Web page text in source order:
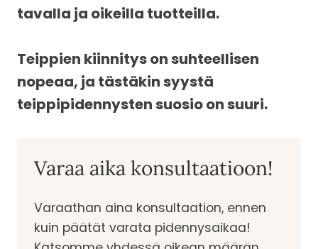
tavalla ja oikeilla tuotteilla.
Teippien kiinnitys on suhteellisen
nopeaa, ja tästäkin syystä
teippipidennysten suosio on suuri.
Varaa aika konsultaatioon!
Varaathan aina konsultaation, ennen
kuin päätät varata pidennysaikaa!